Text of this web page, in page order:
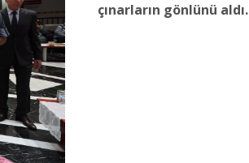
çınarların gönlünü aldı.